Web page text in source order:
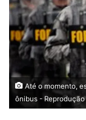
Até o momento,
ônibus -